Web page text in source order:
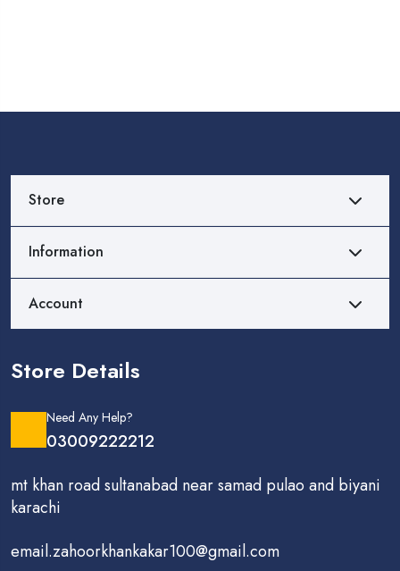
Store
Information
Account
Store Details
Need Any Help?
03009222212
mt khan road sultanabad near samad pulao and biyani
karachi
email.zahoorkhankakar100@gmail.com